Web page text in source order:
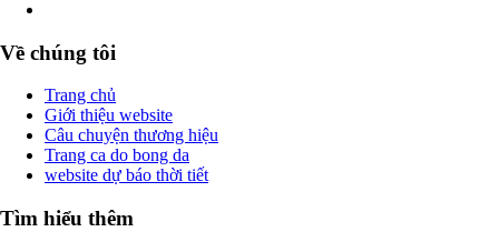
Về chúng tôi
Trang chủ
Giới thiệu website
Câu chuyện thương hiệu
Trang ca do bong da
website dự báo thời tiết
Tìm hiểu thêm